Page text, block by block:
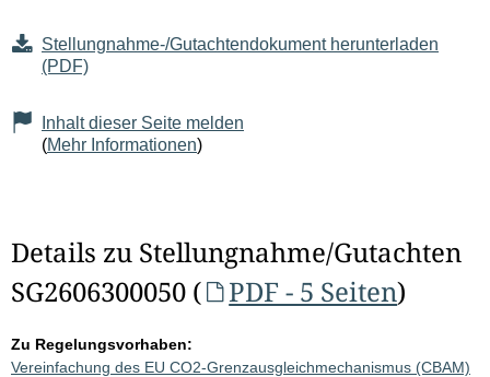
Seiteninhalt
Stellungnahme-/Gutachtendokument herunterladen
(PDF)
Inhalt dieser Seite melden
(Mehr Informationen)
Details zu Stellungnahme/Gutachten
SG2606300050 (
PDF - 5 Seiten)
Zu Regelungsvorhaben:
Vereinfachung des EU CO2-Grenzausgleichmechanismus (CBAM)